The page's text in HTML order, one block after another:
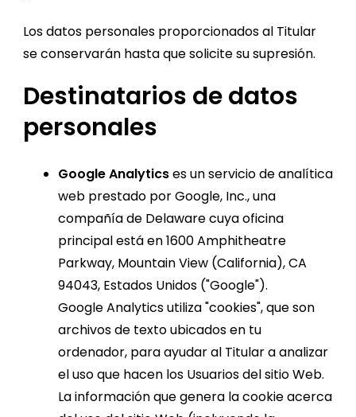
Los datos personales proporcionados al Titular
se conservarán hasta que solicite su supresión.
Destinatarios de datos
personales
Google Analyticses un servicio de analítica
web prestado por Google, Inc., una
compañía de Delaware cuya oficina
principal está en 1600 Amphitheatre
Parkway, Mountain View (California), CA
94043, Estados Unidos ("Google").
Google Analytics utiliza "cookies", que son
archivos de texto ubicados en tu
ordenador, para ayudar al Titular a analizar
el uso que hacen los Usuarios del sitio Web.
La información que genera la cookie acerca